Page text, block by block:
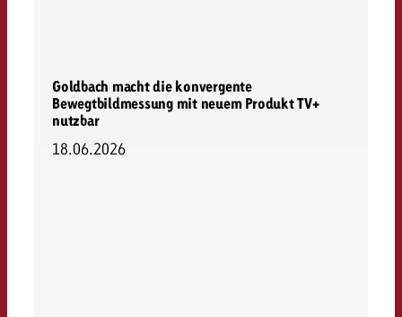
Goldbach macht die konvergente
Bewegtbildmessung mit neuem Produkt TV+
nutzbar
18.06.2026